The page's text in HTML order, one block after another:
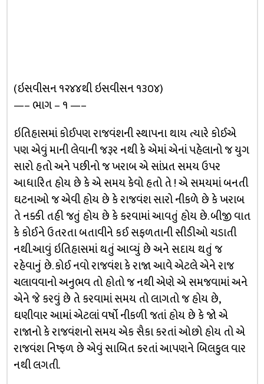
(ઇસવીસન ૧૨૪૪થી ઇસવીસન ૧૩૦૪)
—– ભાગ – ૧ —–
ઇતિહાસમાં કોઈપણ રાજવંશની સ્થાપના થાય ત્યારે કોઈએ
પણ એવું માની લેવાની જરૂર નથી કે એમાં એનાં પહેલાનો જ યુગ
સારો હતો અને પછીનો જ ખરાબ એ સાંપ્રત સમય ઉપર
આધારિત હોય છે કે એ સમય કેવો હતો તે ! એ સમયમાં બનતી
ઘટનાઓ જ એવી હોય છે કે રાજવંશ સારો નીકળે છે કે ખરાબ
તે નક્કી તહી જતું હોય છે કે કરવામાં આવતું હોય છે. બીજી વાત
કે કોઈને ઉતરતા બતાવીને કઈ સફળતાની સીડીઓ ચડાતી
નથી.આવું ઇતિહાસમાં થતું આવ્યું છે અને સદાય થતું જ
રહેવાનું છે. કોઈ નવો રાજવંશ કે રાજા આવે એટલે એને રાજ
ચલાવવાનો અનુભવ તો હોતો જ નથી એણે એ સમજવામાં અને
એને જે કરવું છે તે કરવામાં સમય તો લાગતો જ હોય છે,
ઘણીવાર આમાં એટલાં વર્ષો નીકળી જતાં હોય છે કે જો એ
રાજાનો કે રાજવંશનો સમય એક સૈકા કરતાં ઓછો હોય તો એ
રાજવંશ નિષ્ફળ છે એવું સાબિત કરતાં આપણને બિલકુલ વાર
નથી લગતી.